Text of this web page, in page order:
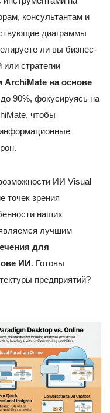
консультантам и
диаграммы
ли вы бизнес-
стратегии
ArchiMate на основе
90%, фокусируясь на
чтобы
ИИ Visual
точек зрения
наших
лучшим
для
ИИ. Готовы
предприятий?